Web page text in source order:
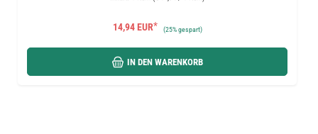
14,94 EUR* (25%gespart)
IN DEN WARENKORB